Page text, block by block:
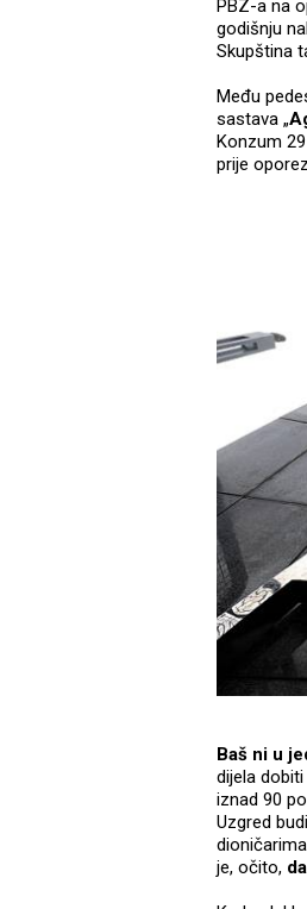
PBZ-a na
godišnju
Skupština
Među
sastava „
Konzum
prije
Baš ni u
dijela
iznad 90
Uzgred
je, očito,